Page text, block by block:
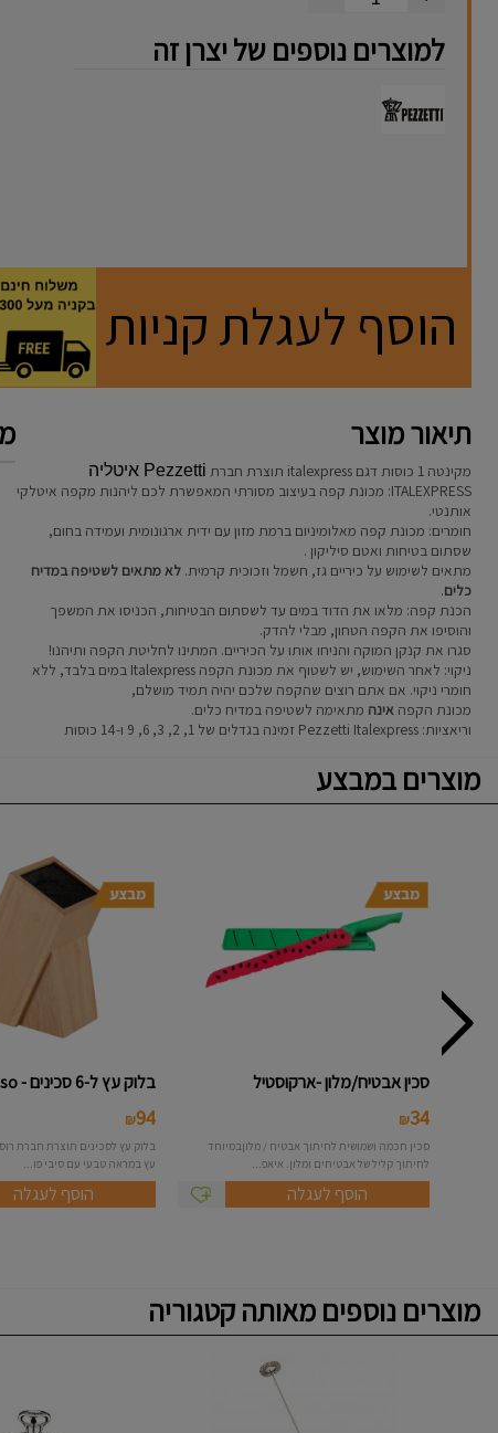
למוצרים נוספים של יצרן זה
הוסף לעגלת קניות
תיאור מוצר
מקינטה 1 כוסות דגם italexpress תוצרת חברת Pezzetti איטליה
ITALEXPRESS: מכונת קפה בעיצוב מסורתי המאפשרת לכם ליהנות מקפה איטלקי
אותנטי.
חומרים: מכונת קפה מאלומיניום ברמת מזון עם ידית ארגונומית ועמידה בחום,
שסתום בטיחות ואטם סיליקון .
מתאים לשימוש על כיריים גז, חשמל וזכוכית קרמית.לא מתאים לשטיפה במדיח
כלים.
הכנת קפה: מלאו את הדוד במים עד לשסתום הבטיחות, הכניסו את המשפך
והוסיפו את הקפה הטחון, מבלי להדק.
סגרו את קנקן המוקה והניחו אותו על הכיריים. המתינו לחליטת הקפה ותיהנו!
ניקוי: לאחר השימוש, יש לשטוף את מכונת הקפה Italexpress במים בלבד, ללא
חומרי ניקוי. אם אתם רוצים שהקפה שלכם יהיה תמיד מושלם,
מכונת הקפהאינה מתאימה לשטיפה במדיח כלים.
וריאציות: Pezzetti Italexpress זמינה בגדלים של 1, 2, 3, 6, 9 ו-14 כוסות
מוצרים במבצע
סכין אבטיח/מלון -ארקוסטיל
34
₪
סכין חכמה ושמושית לחיתוך אבטיח / מלוןבמיוחד
לחיתוך קליל של אבטיחים ומלון. איאפ...
הוסף לעגלה
בלוק עץ ל-6 סכינים - Roso
94
₪
בלוק עץ לסכינים תוצרת חברת
עץ במראה טבעי עם סיבי פו...
הוסף לעגלה
מוצרים נוספים מאותה קטגוריה